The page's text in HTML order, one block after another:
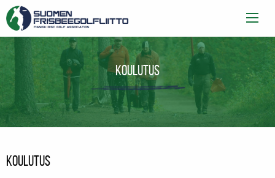
Koulutus
Koulutus